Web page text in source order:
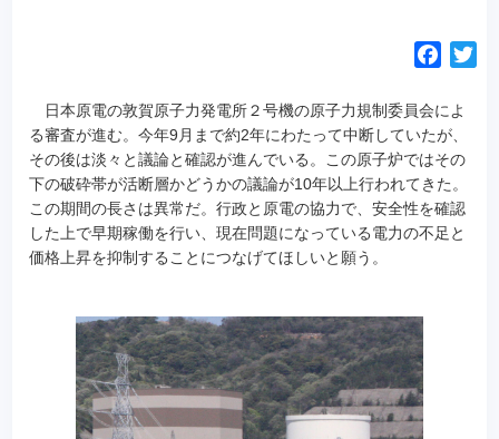
c
e
b
o
o
k
日本原電の敦賀原子力発電所２号機の原子力規制委員会によ
る審査が進む。今年9月まで約2年にわたって中断していたが、
その後は淡々と議論と確認が進んでいる。この原子炉ではその
下の破砕帯が活断層かどうかの議論が10年以上行われてきた。
この期間の長さは異常だ。行政と原電の協力で、安全性を確認
した上で早期稼働を行い、現在問題になっている電力の不足と
価格上昇を抑制することにつなげてほしいと願う。